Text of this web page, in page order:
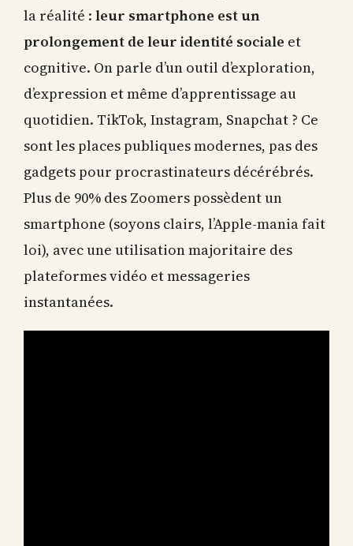
la réalité : leur smartphone est un
prolongement de leur identité sociale et
cognitive. On parle d’un outil d’exploration,
d’expression et même d’apprentissage au
quotidien. TikTok, Instagram, Snapchat ? Ce
sont les places publiques modernes, pas des
gadgets pour procrastinateurs décérébrés.
Plus de 90% des Zoomers possèdent un
smartphone (soyons clairs, l’Apple-mania fait
loi), avec une utilisation majoritaire des
plateformes vidéo et messageries
instantanées.